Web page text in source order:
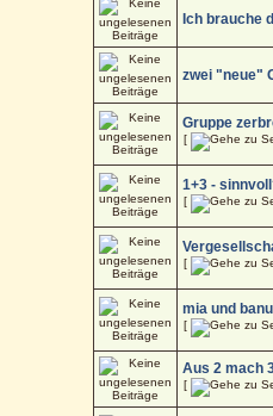
Ich brauche
zwei "neue"
Gruppe
[
1+3 -
[
[
mia und
[
Aus 2 mach
[